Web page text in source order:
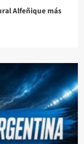
Alfeñique más